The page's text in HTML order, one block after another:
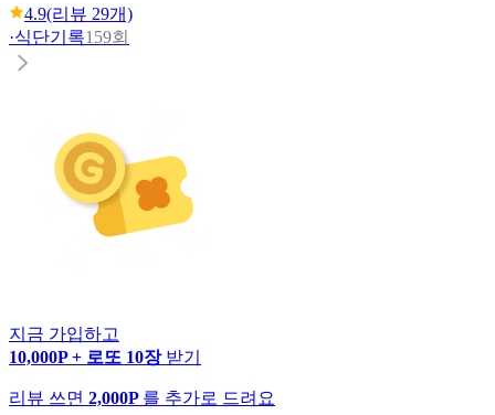
4.9(리뷰 29개)
·식단기록159회
지금 가입하고
10,000P + 로또 10장 받기
리뷰 쓰면 2,000P 를 추가로 드려요